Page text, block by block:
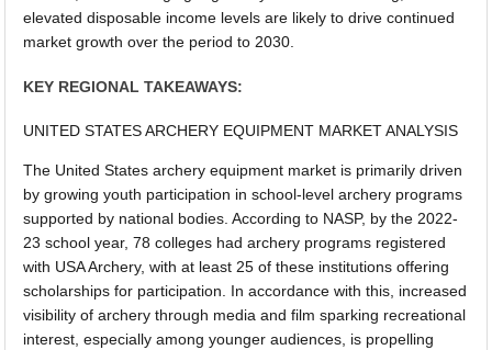
elevated disposable income levels are likely to drive continued
market growth over the period to 2030.
KEY REGIONAL TAKEAWAYS:
UNITED STATES ARCHERY EQUIPMENT MARKET ANALYSIS
The United States archery equipment market is primarily driven
by growing youth participation in school-level archery programs
supported by national bodies. According to NASP, by the 2022-
23 school year, 78 colleges had archery programs registered
with USA Archery, with at least 25 of these institutions offering
scholarships for participation. In accordance with this, increased
visibility of archery through media and film sparking recreational
interest, especially among younger audiences, is propelling